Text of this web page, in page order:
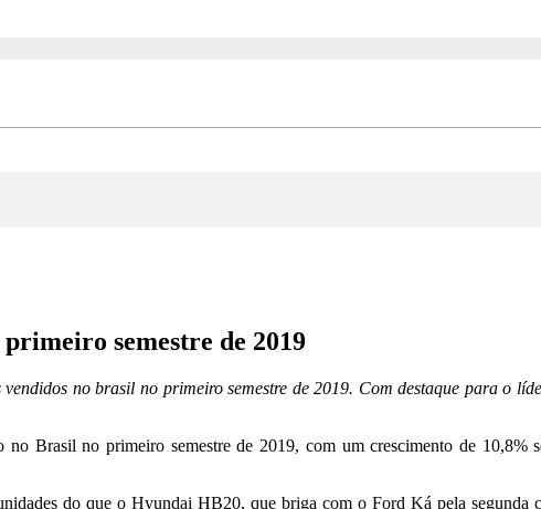
semestre de 2019
no brasil no primeiro semestre de 2019. Com destaque para o
no Brasil no primeiro semestre de 2019, com um crescimento de
do que o Hyundai HB20, que briga com o Ford Ká pela segunda